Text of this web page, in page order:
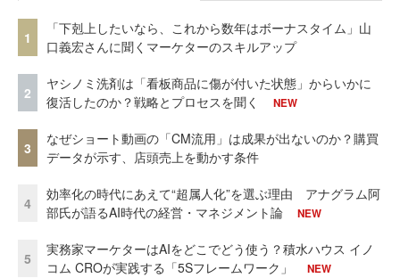
1
「下剋上したいなら、これから数年はボーナスタイム」山
口義宏さんに聞くマーケターのスキルアップ
2
ヤシノミ洗剤は「看板商品に傷が付いた状態」からいかに
復活したのか？戦略とプロセスを聞く
NEW
3
なぜショート動画の「CM流用」は成果が出ないのか？購買
データが示す、店頭売上を動かす条件
4
効率化の時代にあえて“超属人化”を選ぶ理由 アナグラム阿
部氏が語るAI時代の経営・マネジメント論
NEW
5
実務家マーケターはAIをどこでどう使う？積水ハウス イノ
コム CROが実践する「5Sフレームワーク」
NEW